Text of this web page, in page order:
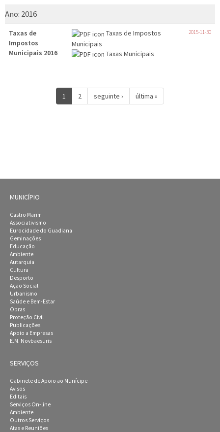
Ano: 2016
Taxas de
Impostos
Municipais 2016
Taxas de Impostos
Municipais
Taxas Municipais
2015-11-30
1 2 seguinte › última »
MUNICÍPIO
Castro Marim
Associativismo
Eurocidade do Guadiana
Geminações
Educação
Ambiente
Autarquia
Cultura
Desporto
Ação Social
Urbanismo
Saúde e Bem-Estar
Obras
Proteção Civil
Publicações
Apoio a Empresas
E.M. Novbaesuris
SERVIÇOS
Gabinete de Apoio ao Munícipe
Avisos
Editais
Serviços On-line
Ambiente
Outros Serviços
Atas e Reuniões